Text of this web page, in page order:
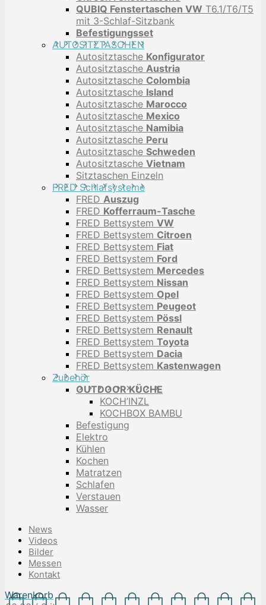
QUBIQ Fenstertaschen VW T6.1/T6/T5
mit 3-Schlaf-Sitzbank
Befestigungsset
AUTOSITZTASCHEN
Autositztasche Konfigurator
Autositztasche Austria
Autositztasche Colombia
Autositztasche Island
Autositztasche Marocco
Autositztasche Mexico
Autositztasche Namibia
Autositztasche Peru
Autositztasche Schweden
Autositztasche Vietnam
Sitztaschen Einzeln
FRED Schlafsysteme
FRED Auszug
FRED Kofferraum-Tasche
FRED Bettsystem VW
FRED Bettsystem Citroen
FRED Bettsystem Fiat
FRED Bettsystem Ford
FRED Bettsystem Mercedes
FRED Bettsystem Nissan
FRED Bettsystem Opel
FRED Bettsystem Peugeot
FRED Bettsystem Pössl
FRED Bettsystem Renault
FRED Bettsystem Toyota
FRED Bettsystem Dacia
FRED Bettsystem Kastenwagen
Zubehör
OUTDOOR KÜCHE
KOCH’INZL
KOCHBOX BAMBU
Befestigung
Elektro
Kühlen
Kochen
Matratzen
Schlafen
Verstauen
Wasser
News
Videos
Bilder
Messen
Kontakt
Warenkorb